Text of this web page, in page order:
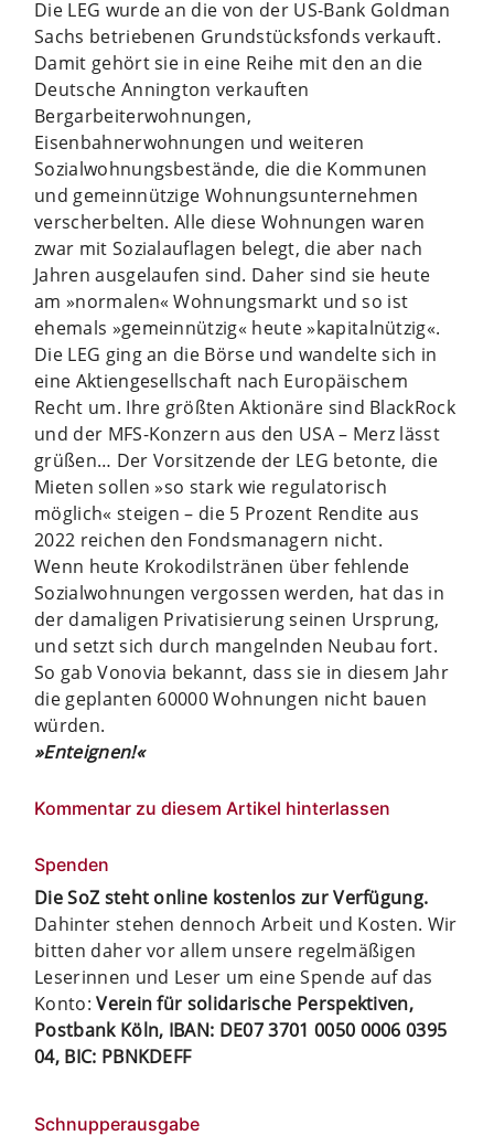
Die LEG wurde an die von der US-Bank Goldman
Sachs betriebenen Grundstücksfonds verkauft.
Damit gehört sie in eine Reihe mit den an die
Deutsche Annington verkauften
Bergarbeiterwohnungen,
Eisenbahnerwohnungen und weiteren
Sozialwohnungsbestände, die die Kommunen
und gemeinnützige Wohnungsunternehmen
verscherbelten. Alle diese Wohnungen waren
zwar mit Sozialauflagen belegt, die aber nach
Jahren ausgelaufen sind. Daher sind sie heute
am »normalen« Wohnungsmarkt und so ist
ehemals »gemeinnützig« heute »kapitalnützig«.
Die LEG ging an die Börse und wandelte sich in
eine Aktiengesellschaft nach Europäischem
Recht um. Ihre größten Aktionäre sind BlackRock
und der MFS-Konzern aus den USA – Merz lässt
grüßen… Der Vorsitzende der LEG betonte, die
Mieten sollen »so stark wie regulatorisch
möglich« steigen – die 5 Prozent Rendite aus
2022 reichen den Fondsmanagern nicht.
Wenn heute Krokodilstränen über fehlende
Sozialwohnungen vergossen werden, hat das in
der damaligen Privatisierung seinen Ursprung,
und setzt sich durch mangelnden Neubau fort.
So gab Vonovia bekannt, dass sie in diesem Jahr
die geplanten 60000 Wohnungen nicht bauen
würden.
»Enteignen!«
Kommentar zu diesem Artikel hinterlassen
Spenden
Die SoZ steht online kostenlos zur Verfügung.
Dahinter stehen dennoch Arbeit und Kosten. Wir
bitten daher vor allem unsere regelmäßigen
Leserinnen und Leser um eine Spende auf das
Konto:Verein für solidarische Perspektiven,
Postbank Köln, IBAN: DE07 3701 0050 0006 0395
04, BIC: PBNKDEFF
Schnupperausgabe